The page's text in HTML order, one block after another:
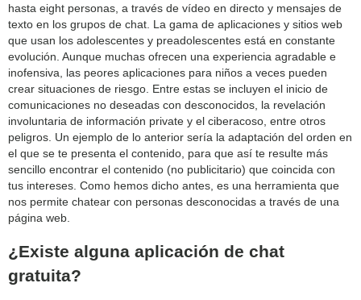
hasta eight personas, a través de vídeo en directo y mensajes de
texto en los grupos de chat. La gama de aplicaciones y sitios web
que usan los adolescentes y preadolescentes está en constante
evolución. Aunque muchas ofrecen una experiencia agradable e
inofensiva, las peores aplicaciones para niños a veces pueden
crear situaciones de riesgo. Entre estas se incluyen el inicio de
comunicaciones no deseadas con desconocidos, la revelación
involuntaria de información private y el ciberacoso, entre otros
peligros. Un ejemplo de lo anterior sería la adaptación del orden en
el que se te presenta el contenido, para que así te resulte más
sencillo encontrar el contenido (no publicitario) que coincida con
tus intereses. Como hemos dicho antes, es una herramienta que
nos permite chatear con personas desconocidas a través de una
página web.
¿Existe alguna aplicación de chat
gratuita?